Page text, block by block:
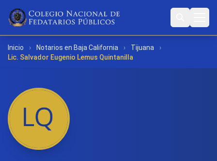
Inicio › Notarios en Baja California › Tijuana
›
Lic. Salvador Eugenio Lemus Quintanilla